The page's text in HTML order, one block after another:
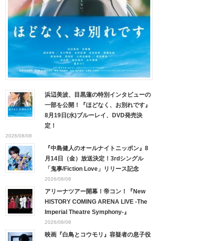
浜辺美波、目黒蓮の特別インタビューの
一部を公開！『ほどなく、お別れです』
8月19日(水)ブルーレイ、DVD発売決
定！
2026/08/08
『中島健人のオールナイトニッポン』8
月14日（金）放送決定！3rdシングル
「鬼事/Fiction Love」リリース記念
2026/08/08
アリーナツアー開幕！帝コン！『New
HISTORY COMING ARENA LIVE -The
Imperial Theatre Symphony-』
2026/08/08
映画『白鳥とコウモリ』容疑者の息子役